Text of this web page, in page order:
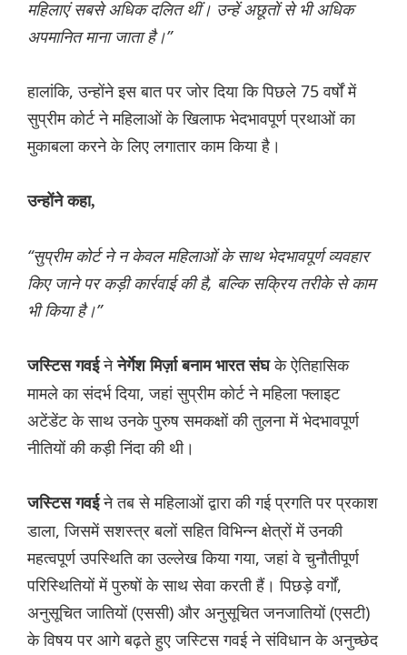
महिलाएं सबसे अधिक दलित थीं। उन्हें अछूतों से भी अधिक
अपमानित माना जाता है।”
हालांकि, उन्होंने इस बात पर जोर दिया कि पिछले 75 वर्षों में
सुप्रीम कोर्ट ने महिलाओं के खिलाफ भेदभावपूर्ण प्रथाओं का
मुकाबला करने के लिए लगातार काम किया है।
उन्होंने कहा,
“सुप्रीम कोर्ट ने न केवल महिलाओं के साथ भेदभावपूर्ण व्यवहार
किए जाने पर कड़ी कार्रवाई की है, बल्कि सक्रिय तरीके से काम
भी किया है।”
जस्टिस गवईनेनेर्गेश मिर्ज़ा बनाम भारत संघके ऐतिहासिक
मामले का संदर्भ दिया, जहां सुप्रीम कोर्ट ने महिला फ्लाइट
अटेंडेंट के साथ उनके पुरुष समकक्षों की तुलना में भेदभावपूर्ण
नीतियों की कड़ी निंदा की थी।
जस्टिस गवईने तब से महिलाओं द्वारा की गई प्रगति पर प्रकाश
डाला, जिसमें सशस्त्र बलों सहित विभिन्न क्षेत्रों में उनकी
महत्वपूर्ण उपस्थिति का उल्लेख किया गया, जहां वे चुनौतीपूर्ण
परिस्थितियों में पुरुषों के साथ सेवा करती हैं। पिछड़े वर्गों,
अनुसूचित जातियों (एससी) और अनुसूचित जनजातियों (एसटी)
के विषय पर आगे बढ़ते हुए जस्टिस गवई ने संविधान के अनुच्छेद